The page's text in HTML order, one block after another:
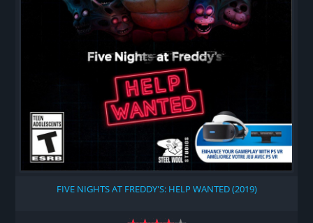
FIVE NIGHTS AT FREDDY'S: HELP WANTED (2019)